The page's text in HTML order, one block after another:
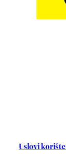
Uslovi